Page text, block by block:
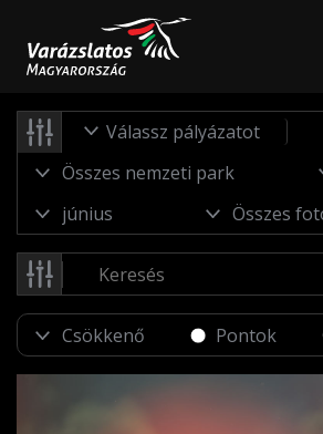
Válassz pályázatot
Pontok